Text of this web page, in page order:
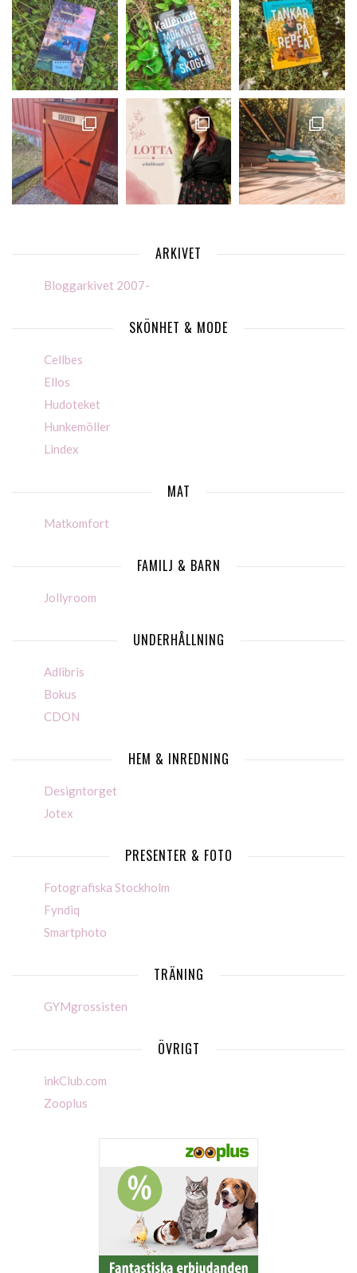
ARKIVET
Bloggarkivet 2007-
SKÖNHET & MODE
Cellbes
Ellos
Hudoteket
Hunkemöller
Lindex
MAT
Matkomfort
FAMILJ & BARN
Jollyroom
UNDERHÅLLNING
Adlibris
Bokus
CDON
HEM & INREDNING
Designtorget
Jotex
PRESENTER & FOTO
Fotografiska Stockholm
Fyndiq
Smartphoto
TRÄNING
GYMgrossisten
ÖVRIGT
inkClub.com
Zooplus